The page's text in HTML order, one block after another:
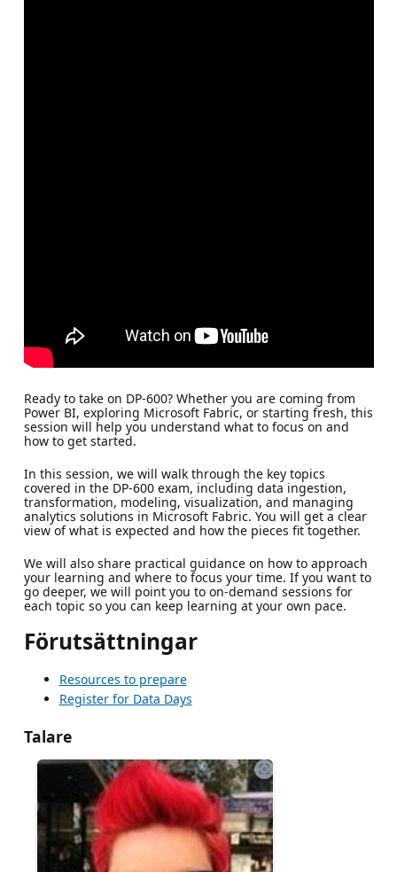
Ready to take on DP-600? Whether you are coming from
Power BI, exploring Microsoft Fabric, or starting fresh, this
session will help you understand what to focus on and
how to get started.
In this session, we will walk through the key topics
covered in the DP-600 exam, including data ingestion,
transformation, modeling, visualization, and managing
analytics solutions in Microsoft Fabric. You will get a clear
view of what is expected and how the pieces fit together.
We will also share practical guidance on how to approach
your learning and where to focus your time. If you want to
go deeper, we will point you to on-demand sessions for
each topic so you can keep learning at your own pace.
Förutsättningar
Resources to prepare
Register for Data Days
Talare